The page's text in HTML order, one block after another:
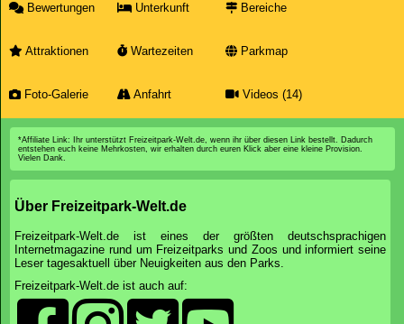
Bewertungen Unterkunft Bereiche
Attraktionen Wartezeiten Parkmap
Foto-Galerie Anfahrt Videos (14)
*Affiliate Link: Ihr unterstützt Freizeitpark-Welt.de, wenn ihr über diesen Link bestellt. Dadurch
entstehen euch keine Mehrkosten, wir erhalten durch euren Klick aber eine kleine Provision.
Vielen Dank.
Über Freizeitpark-Welt.de
Freizeitpark-Welt.de ist eines der größten deutschsprachigen
Internetmagazine rund um Freizeitparks und Zoos und informiert seine
Leser tagesaktuell über Neuigkeiten aus den Parks.
Freizeitpark-Welt.de ist auch auf: